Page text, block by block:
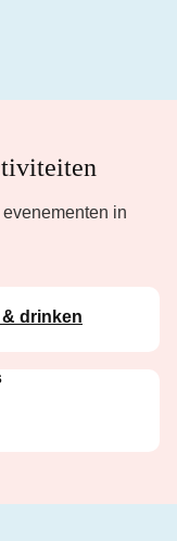
in
& drinken